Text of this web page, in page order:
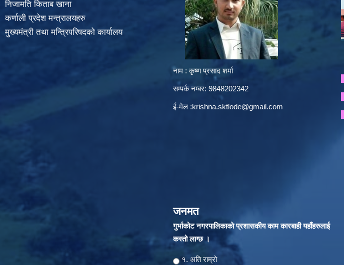
निजामति किताब खाना
कर्णाली प्रदेश मन्त्रालयहरु
मुख्यमंत्री तथा मन्त्रिपरिषदको कार्यालय
नाम : कृष्ण प्रसाद शर्मा
सम्पर्क नम्बर: 9848202342
ई-मेल :krishna.sktlode@gmail.com
जनमत
गुर्भाकोट नगरपालिकाकाे प्रशासकीय काम कारबाही यहाँहरुलाई
कस्तो लाग्छ ।
Choices
१. अति राम्रो